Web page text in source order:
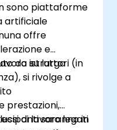
sono piattaforme
artificiale
offre
e
su larga
da istruttori (in
si rivolge a
prestazioni,
di lavoro legati
saranno in